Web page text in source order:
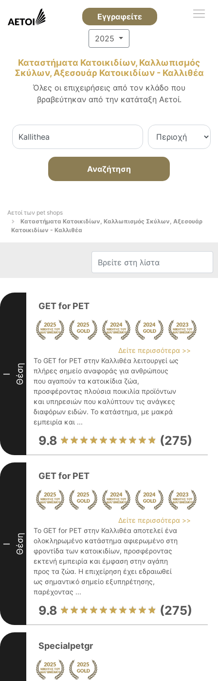
Εγγραφείτε
2025
Καταστήματα Κατοικιδίων, Καλλωπισμός
Σκύλων, Αξεσουάρ Κατοικιδίων - Καλλιθέα
Όλες οι επιχειρήσεις από τον κλάδο που
βραβεύτηκαν από την κατάταξη Αετοί.
Αναζήτηση
Αετοί των pet shops
Καταστήματα Κατοικιδίων, Καλλωπισμός Σκύλων, Αξεσουάρ
Κατοικιδίων - Καλλιθέα
I Θέση
GET for PET
Δείτε περισσότερα >>
Το GET for PET στην Καλλιθέα λειτουργεί ως
πλήρες σημείο αναφοράς για ανθρώπους
που αγαπούν τα κατοικίδια ζώα,
προσφέροντας πλούσια ποικιλία προϊόντων
και υπηρεσιών που καλύπτουν τις ανάγκες
διαφόρων ειδών. Το κατάστημα, με μακρά
εμπειρία και ...
9.8 (275)
I Θέση
GET for PET
Δείτε περισσότερα >>
Το GET for PET στην Καλλιθέα αποτελεί ένα
ολοκληρωμένο κατάστημα αφιερωμένο στη
φροντίδα των κατοικιδίων, προσφέροντας
εκτενή εμπειρία και έμφαση στην αγάπη
προς τα ζώα. Η επιχείρηση έχει εδραιωθεί
ως σημαντικό σημείο εξυπηρέτησης,
παρέχοντας ...
9.8 (275)
Specialpetgr